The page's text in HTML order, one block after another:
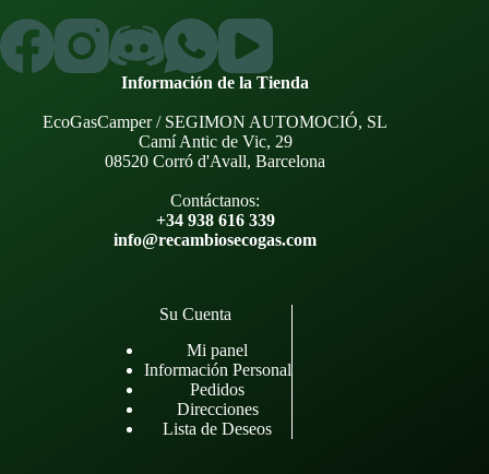
Información de la Tienda
EcoGasCamper / SEGIMON AUTOMOCIÓ, SL
Camí Antic de Vic, 29
08520 Corró d'Avall, Barcelona
Contáctanos:
+34 938 616 339
info@recambiosecogas.com
Su Cuenta
Mi panel
Información Personal
Pedidos
Direcciones
Lista de Deseos